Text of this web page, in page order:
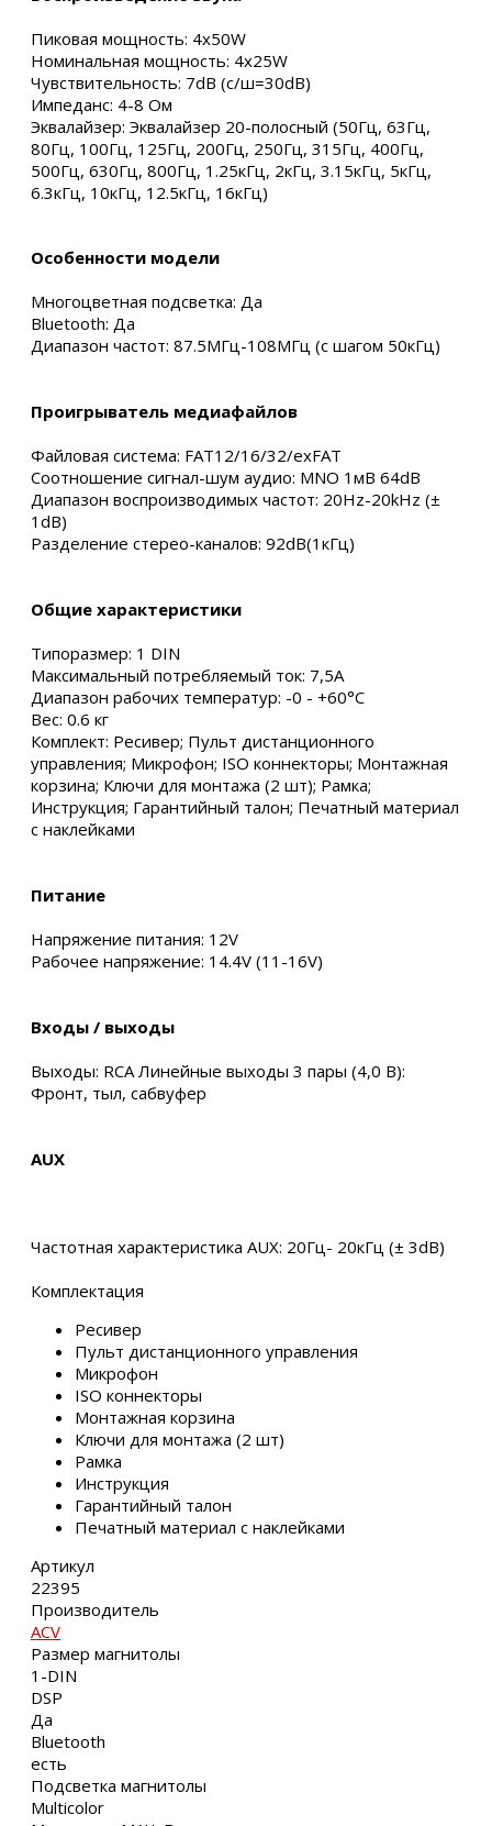
Пиковая мощность: 4x50W
Номинальная мощность: 4x25W
Чувствительность: 7dB (с/ш=30dB)
Импеданс: 4-8 Oм
Эквалайзер: Эквалайзер 20-полосный (50Гц, 63Гц,
80Гц, 100Гц, 125Гц, 200Гц, 250Гц, 315Гц, 400Гц,
500Гц, 630Гц, 800Гц, 1.25кГц, 2кГц, 3.15кГц, 5кГц,
6.3кГц, 10кГц, 12.5кГц, 16кГц)
Особенности модели
Многоцветная подсветка: Да
Bluetooth: Да
Диапазон частот: 87.5МГц-108МГц (с шагом 50кГц)
Проигрыватель медиафайлов
Файловая система: FAT12/16/32/exFAT
Соотношение сигнал-шум аудио: MNO 1мВ 64dB
Диапазон воспроизводимых частот: 20Hz-20kHz (±
1dB)
Разделение стерео-каналов: 92dB(1кГц)
Общие характеристики
Типоразмер: 1 DIN
Максимальный потребляемый ток: 7,5А
Диапазон рабочих температур: -0 - +60°С
Вес: 0.6 кг
Комплект: Ресивер; Пульт дистанционного
управления; Микрофон; ISO коннекторы; Монтажная
корзина; Ключи для монтажа (2 шт); Рамка;
Инструкция; Гарантийный талон; Печатный материал
с наклейками
Питание
Напряжение питания: 12V
Рабочее напряжение: 14.4V (11-16V)
Входы / выходы
Выходы: RCA Линейные выходы 3 пары (4,0 В):
Фронт, тыл, сабвуфер
AUX
Частотная характеристика AUX: 20Гц- 20кГц (± 3dB)
Комплектация
Ресивер
Пульт дистанционного управления
Микрофон
ISO коннекторы
Монтажная корзина
Ключи для монтажа (2 шт)
Рамка
Инструкция
Гарантийный талон
Печатный материал с наклейками
Артикул
22395
Производитель
ACV
Размер магнитолы
1-DIN
DSP
Да
Bluetooth
есть
Подсветка магнитолы
Multicolor